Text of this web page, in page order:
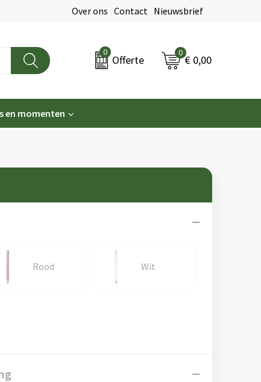
Over ons Contact Nieuwsbrief
0
Offerte
0
€ 0,00
en momenten
Rood Wit